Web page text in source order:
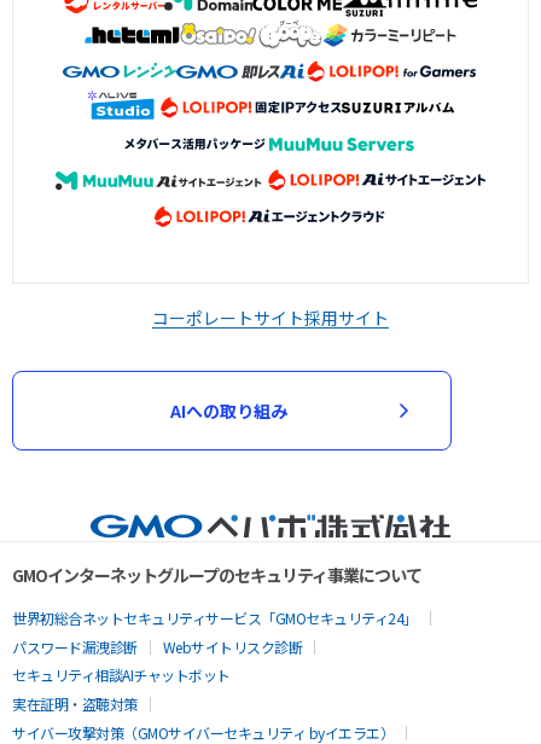
コーポレートサイト採用サイト
AIへの取り組み
GMOインターネットグループのセキュリティ事業について
世界初総合ネットセキュリティサービス「GMOセキュリティ24」
パスワード漏洩診断
Webサイトリスク診断
セキュリティ相談AIチャットボット
実在証明・盗聴対策
サイバー攻撃対策（GMOサイバーセキュリティ byイエラエ）